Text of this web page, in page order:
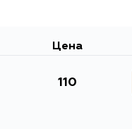
Цена
110